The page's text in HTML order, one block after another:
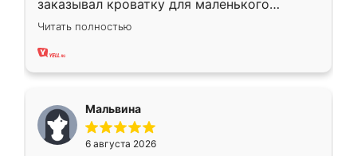
заказывал кроватку для маленького
ребёнка при его рождении ,во второй раз
заказал шкаф-купе. По качеству очень
хорошее сборка достаточно быстрая,
меньше, здесь же он более разнообразный.
Мне нравится ,если что-то потребуется из
мебели буду заказывать только здесь.
Читать полностью
Мальвина
6 августа 2026